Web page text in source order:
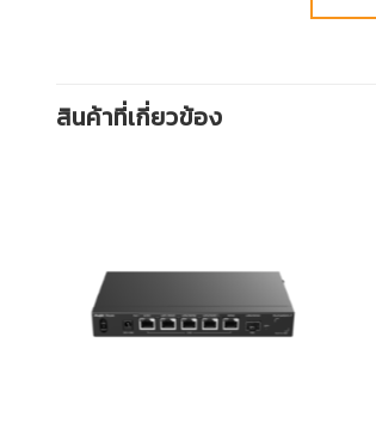
สินค้าที่เกี่ยวข้อง